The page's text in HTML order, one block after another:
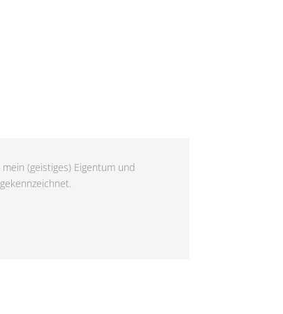
(geistiges) Eigentum und